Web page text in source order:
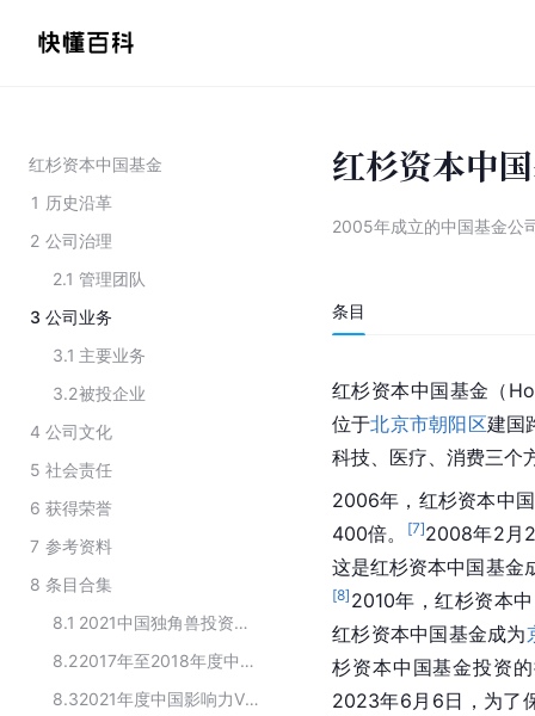
红杉资本中国基金
1 历史沿革
2 公司治理
2.1 管理团队
3 公司业务
3.1 主要业务
3.2被投企业
4 公司文化
5 社会责任
6 获得荣誉
7 参考资料
8 条目合集
8.1
2021中国独角兽投资机构Top30
8.2
2017年至2018年度中国创投机构排行榜TOP10
8.3
2021年度中国影响力VC投资机构TOP50
红杉资本中
2005年成立的中国基金公
条目
红杉资本中国基金（
位于北京市朝阳区建国
科技、医疗、消费三个
2006年，红杉资本中
400倍。
[7]2008年2月
这是红杉资本中国基金
[8] 2010年，红杉资本
红杉资本中国基金成为
杉资本中国基金投资
2023年6月6日，为了